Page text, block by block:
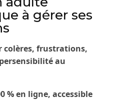
à gérer ses
colères, frustrations,
au
% en ligne, accessible